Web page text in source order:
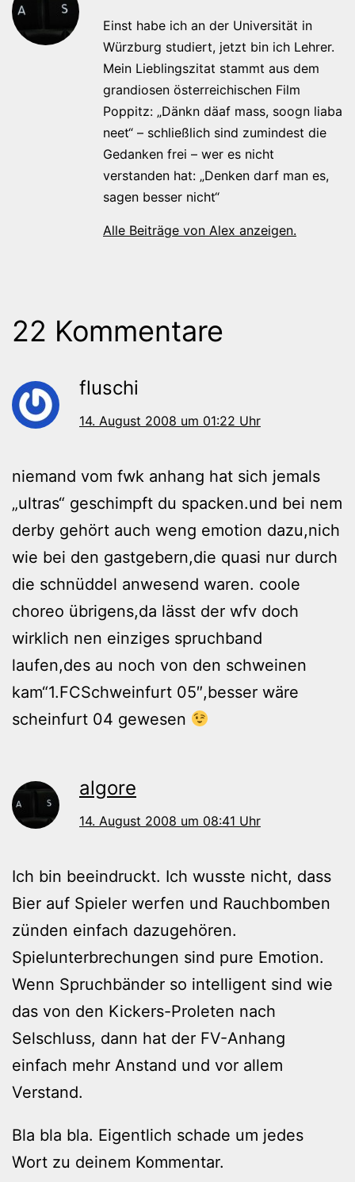
Einst habe ich an der Universität in
Würzburg studiert, jetzt bin ich Lehrer.
Mein Lieblingszitat stammt aus dem
grandiosen österreichischen Film
Poppitz: „Dänkn däaf mass, soogn liaba
neet“ – schließlich sind zumindest die
Gedanken frei – wer es nicht
verstanden hat: „Denken darf man es,
sagen besser nicht“
Alle Beiträge von Alex anzeigen.
22 Kommentare
fluschi
14. August 2008 um 01:22 Uhr
niemand vom fwk anhang hat sich jemals
„ultras“ geschimpft du spacken.und bei nem
derby gehört auch weng emotion dazu,nich
wie bei den gastgebern,die quasi nur durch
die schnüddel anwesend waren. coole
choreo übrigens,da lässt der wfv doch
wirklich nen einziges spruchband
laufen,des au noch von den schweinen
kam“1.FCSchweinfurt 05″,besser wäre
scheinfurt 04 gewesen
algore
14. August 2008 um 08:41 Uhr
Ich bin beeindruckt. Ich wusste nicht, dass
Bier auf Spieler werfen und Rauchbomben
zünden einfach dazugehören.
Spielunterbrechungen sind pure Emotion.
Wenn Spruchbänder so intelligent sind wie
das von den Kickers-Proleten nach
Selschluss, dann hat der FV-Anhang
einfach mehr Anstand und vor allem
Verstand.
Bla bla bla. Eigentlich schade um jedes
Wort zu deinem Kommentar.